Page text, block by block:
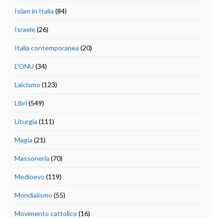
Islam in Italia (84)
Israele(26)
Italia contemporanea (20)
L'ONU (34)
Laicismo (123)
Libri(549)
Liturgia (111)
Magia (21)
Massoneria (70)
Medioevo (119)
Mondialismo (55)
Movimento cattolico (16)